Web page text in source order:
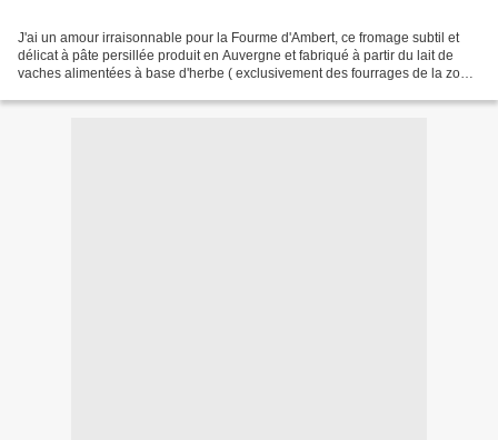
J'ai un amour irraisonnable pour la Fourme d'Ambert, ce fromage subtil et
délicat à pâte persillée produit en Auvergne et fabriqué à partir du lait de
vaches alimentées à base d'herbe ( exclusivement des fourrages de la zone